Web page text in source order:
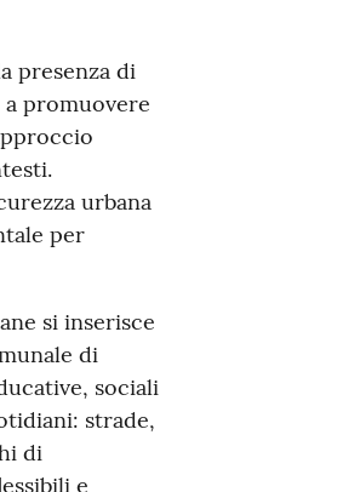
presenza di
promuovere
urbana
per
si inserisce
di
sociali
strade,
di
e